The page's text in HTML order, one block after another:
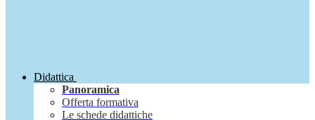
Didattica
Panoramica
Offerta formativa
Le schede didattiche